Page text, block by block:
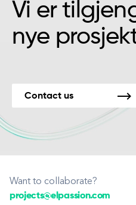
Vi er
nye
Contact us
Want to collaborate?
projects@elpassion.com